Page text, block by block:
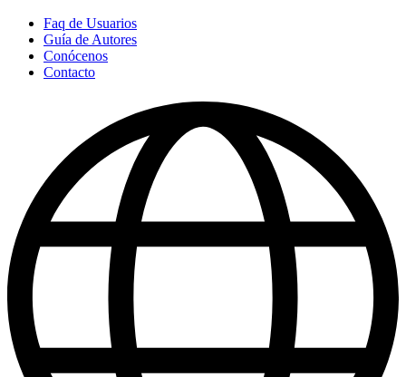
Faq de Usuarios
Guía de Autores
Conócenos
Contacto